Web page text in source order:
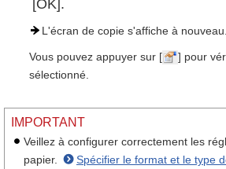
[OK].
L'écran de copie s'affiche à nouveau.
Vous pouvez appuyer sur [
] pour
sélectionné.
IMPORTANT
Veillez à configurer correctement les
papier.
Spécifier le format et le type